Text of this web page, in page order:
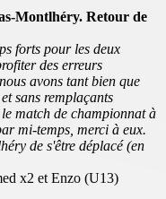
Montlhéry. Retour de
forts pour les deux
des erreurs
avons tant bien que
sans remplaçants
match de championnat à
mi-temps, merci à eux.
de s'être déplacé (en
x2 et Enzo (U13)